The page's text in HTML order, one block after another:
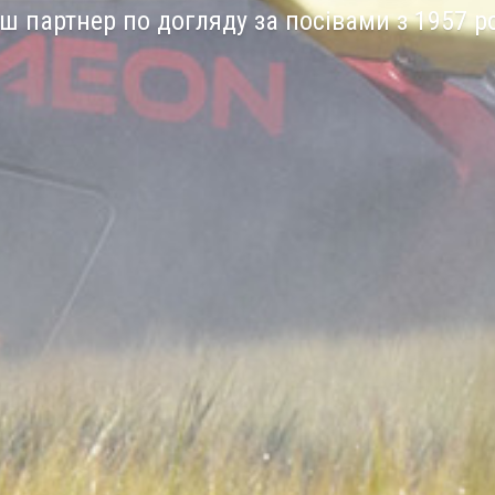
партнер по догляду за посівами з 1957